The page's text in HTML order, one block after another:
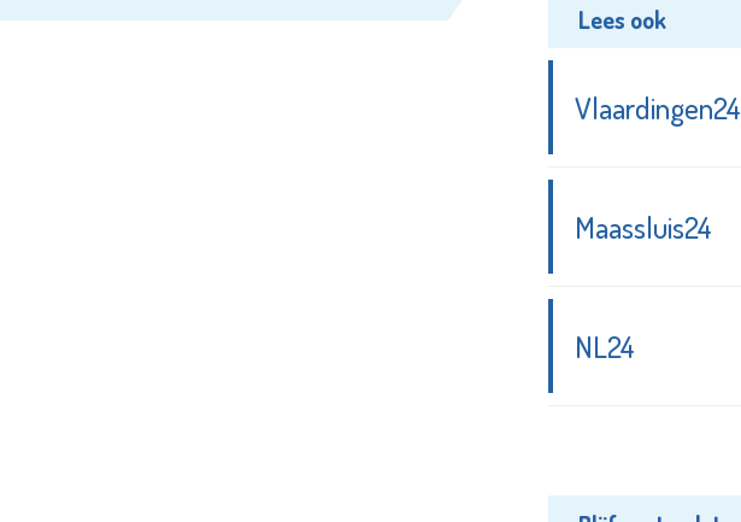
Lees ook
Vlaardingen24
Maassluis24
NL24